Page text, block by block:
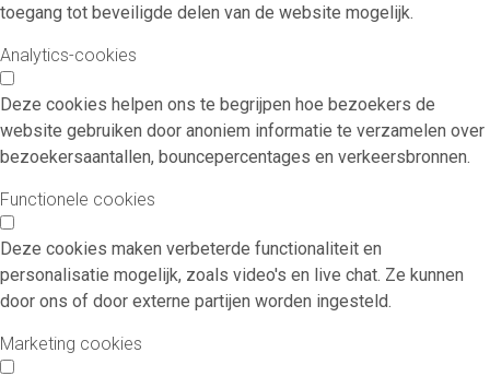
toegang tot beveiligde delen van de website mogelijk.
Analytics-cookies
Deze cookies helpen ons te begrijpen hoe bezoekers de
website gebruiken door anoniem informatie te verzamelen over
bezoekersaantallen, bouncepercentages en verkeersbronnen.
Functionele cookies
Deze cookies maken verbeterde functionaliteit en
personalisatie mogelijk, zoals video's en live chat. Ze kunnen
door ons of door externe partijen worden ingesteld.
Marketing cookies